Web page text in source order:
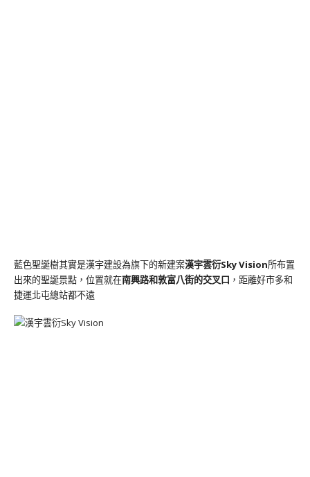
藍色聖誕樹其實是漢宇建設為旗下的新建案漢宇雲衍Sky Vision所布置
出來的聖誕景點，位置就在南興路和敦富八街的交叉口 ，距離好市多和
捷運北屯總站都不遠